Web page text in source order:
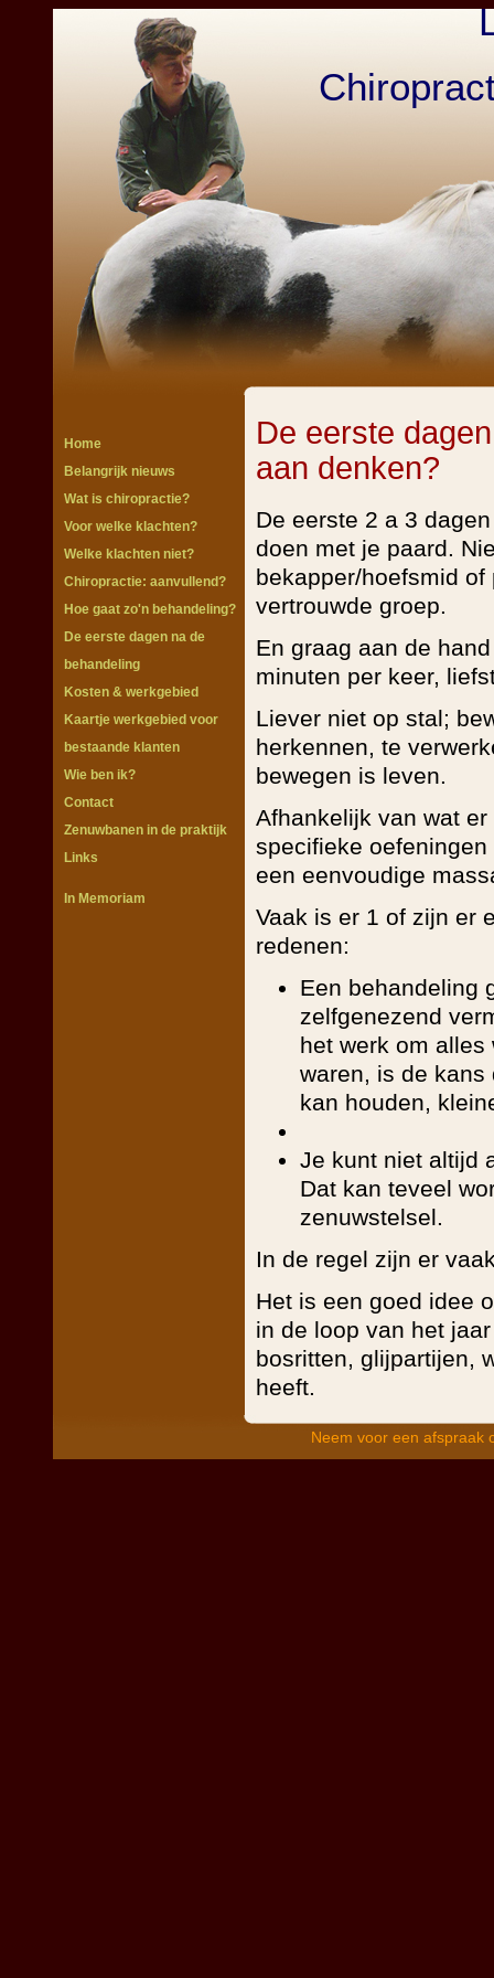
Home
Belangrijk nieuws
Wat is chiropractie?
Voor welke klachten?
Welke klachten niet?
Chiropractie: aanvullend?
Hoe gaat zo'n behandeling?
De eerste dagen na de
behandeling
Kosten & werkgebied
Kaartje werkgebied voor
bestaande klanten
Wie ben ik?
Contact
Zenuwbanen in de praktijk
Links
In Memoriam
De eerste
aan denken?
De eerste 2 a 3
doen met je paard.
bekapper/hoefsmid
vertrouwde groep.
En graag aan de
minuten per keer,
Liever niet op stal;
herkennen, te
bewegen is leven.
Afhankelijk van wat
specifieke
een eenvoudige
Vaak is er 1 of zijn er
redenen:
Een behandeling
zelfgenezend
het werk om
waren, is de kans
kan houden,
Je kunt niet altijd
Dat kan teveel
zenuwstelsel.
In de regel zijn er
Het is een goed idee
in de loop van het
bosritten, glijpartijen,
heeft.
Neem voor een afspraak